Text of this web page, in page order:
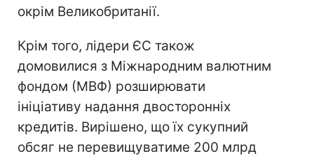
окрім Великобританії.
Крім того, лідери ЄС також
домовилися з Міжнародним валютним
фондом (МВФ) розширювати
ініціативу надання двосторонніх
кредитів. Вирішено, що їх сукупний
обсяг не перевищуватиме 200 млрд